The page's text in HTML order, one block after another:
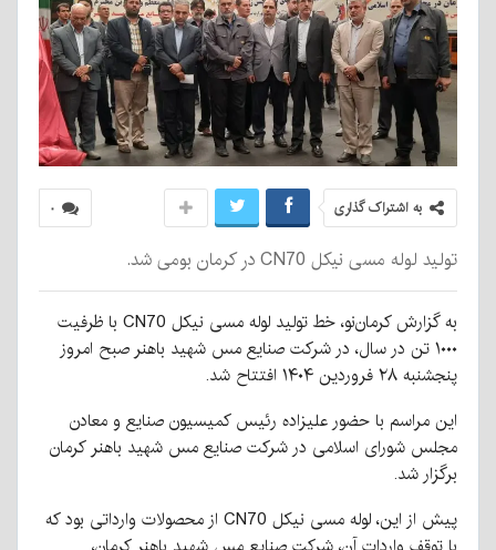
۰ به اشتراک گذاری
تولید لوله مسی نیکل CN70 در کرمان بومی شد.
به گزارش کرمان‌نو، خط تولید لوله مسی نیکل CN70 با ظرفیت
۱۰۰۰ تن در سال، در شرکت صنایع مس شهید باهنر صبح امروز
پنجشنبه ۲۸ فروردین ۱۴۰۴ افتتاح شد.
این مراسم با حضور علیزاده رئیس کمیسیون صنایع و معادن
مجلس شورای اسلامی در شرکت صنایع مس شهید باهنر کرمان
برگزار شد.
پیش از این، لوله مسی نیکل CN70 از محصولات وارداتی بود که